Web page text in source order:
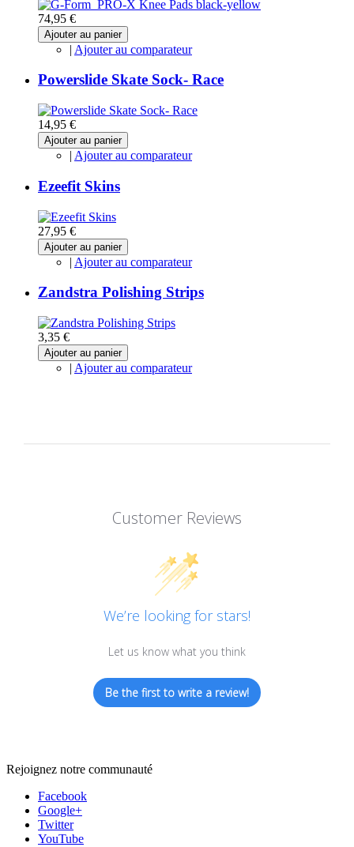
74,95 €
Ajouter au panier
| Ajouter au comparateur
Powerslide Skate Sock- Race
14,95 €
Ajouter au panier
| Ajouter au comparateur
Ezeefit Skins
27,95 €
Ajouter au panier
| Ajouter au comparateur
Zandstra Polishing Strips
3,35 €
Ajouter au panier
| Ajouter au comparateur
Customer Reviews
We’re looking for stars!
Let us know what you think
Be the first to write a review!
Rejoignez notre communauté
Facebook
Google+
Twitter
YouTube